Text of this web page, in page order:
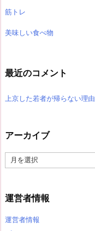
筋トレ
美味しい食べ物
最近のコメント
上京した若者が帰らない理由
アーカイブ
ー
ブ
運営者情報
運営者情報